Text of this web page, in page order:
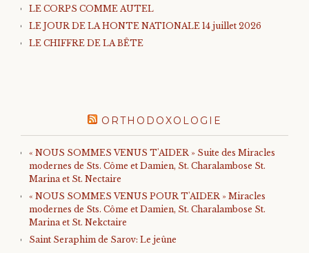
LE CORPS COMME AUTEL
LE JOUR DE LA HONTE NATIONALE 14 juillet 2026
LE CHIFFRE DE LA BÊTE
ORTHODOXOLOGIE
« NOUS SOMMES VENUS T'AIDER » Suite des Miracles
modernes de Sts. Côme et Damien, St. Charalambose St.
Marina et St. Nectaire
« NOUS SOMMES VENUS POUR T'AIDER » Miracles
modernes de Sts. Côme et Damien, St. Charalambose St.
Marina et St. Nekctaire
Saint Seraphim de Sarov: Le jeûne